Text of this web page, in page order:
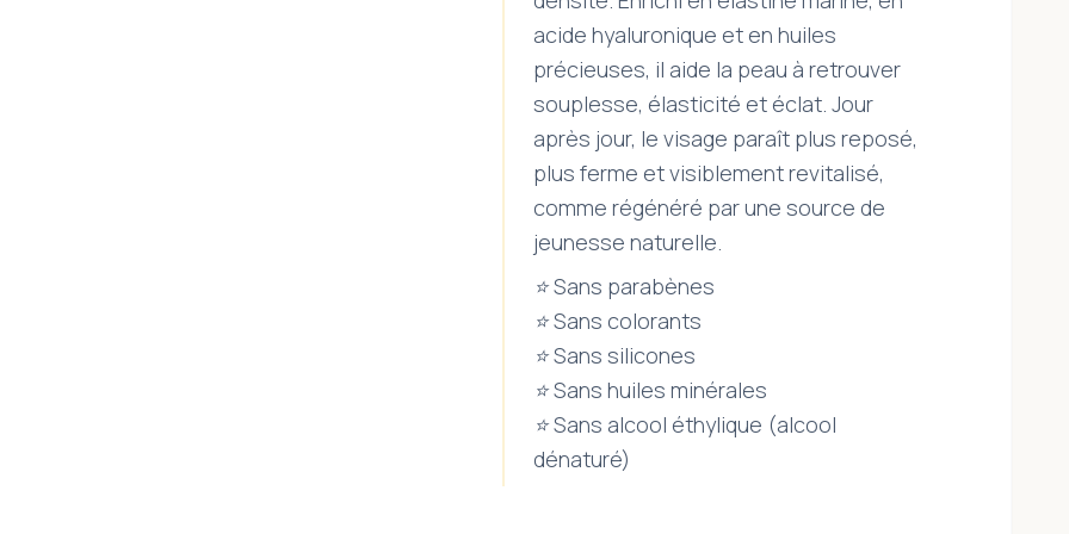
acide hyaluronique et en huiles
précieuses, il aide la peau à retrouver
souplesse, élasticité et éclat. Jour
après jour, le visage paraît plus reposé,
plus ferme et visiblement revitalisé,
comme régénéré par une source de
jeunesse naturelle.
⭐ Sans parabènes
⭐ Sans colorants
⭐ Sans silicones
⭐ Sans huiles minérales
⭐ Sans alcool éthylique (alcool
dénaturé)